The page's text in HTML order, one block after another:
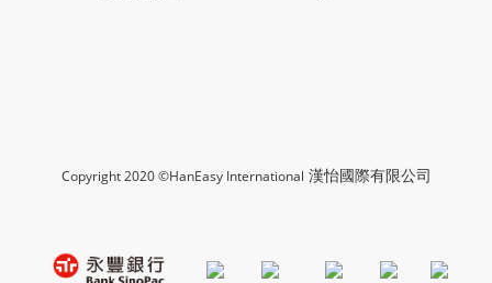
Copyright 2020 ©HanEasy International 漢怡國際有限公司